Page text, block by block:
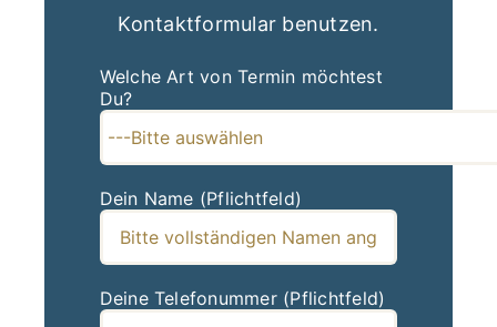
Kontaktformular benutzen.
Welche Art von Termin möchtest
Du?
Dein Name (Pflichtfeld)
Deine Telefonummer (Pflichtfeld)